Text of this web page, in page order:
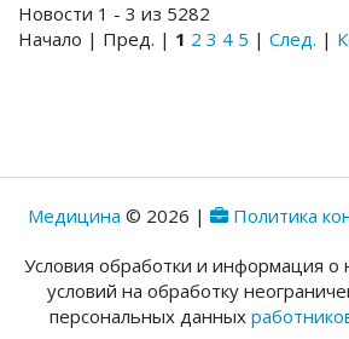
Новости 1 - 3 из 5282
Начало | Пред. | 1 2 3 4 5 | След. |
Медицина © 2026 | Политика
Условия обработки и информация о
условий на обработку
персональных данных